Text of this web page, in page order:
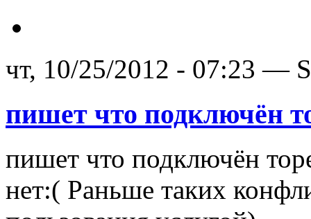
чт, 10/25/2012 - 07:23 —
пишет что подключён
пишет что подключён
нет:( Раньше таких